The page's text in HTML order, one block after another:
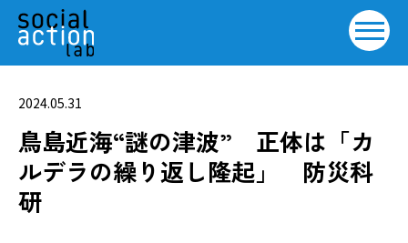
2024.05.31
鳥島近海“謎の津波” 正体は「カ
ルデラの繰り返し隆起」 防災科
研